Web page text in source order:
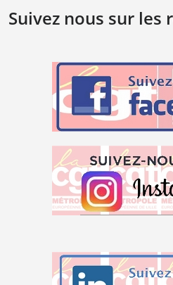
Suivez nous sur les